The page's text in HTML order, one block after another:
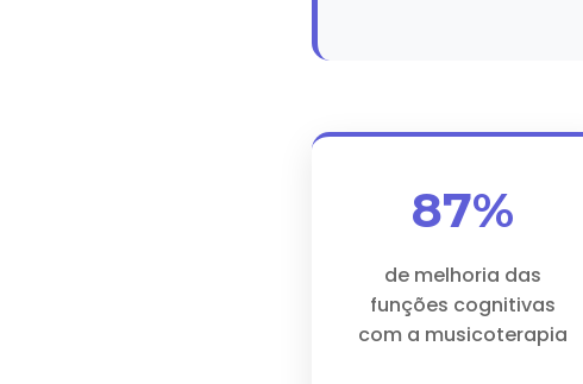
87%
de melhoria das
funções cognitivas
com a musicoterapia